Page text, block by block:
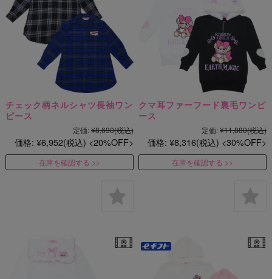
チェック柄ネルシャツ長袖ワン
ピース
定価:¥8,690(税込)
価格: ¥6,952(税込) 20%OFF
在庫を確認する
クマ耳ファーフード裏毛ワンピ
ース
定価:¥11,880(税込)
価格: ¥8,316(税込) 30%OFF
在庫を確認する